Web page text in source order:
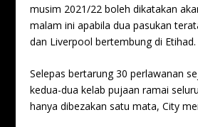
musim 2021/22 boleh dikatakan
malam ini apabila dua pasukan
dan Liverpool bertembung di Etihad.
Selepas bertarung 30 perlawanan
kedua-dua kelab pujaan ramai
hanya dibezakan satu mata, City